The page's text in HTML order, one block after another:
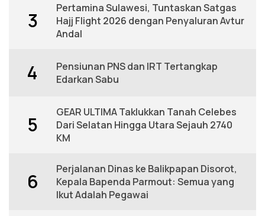
3
Pertamina Sulawesi, Tuntaskan Satgas
Hajj Flight 2026 dengan Penyaluran Avtur
Andal
4
Pensiunan PNS dan IRT Tertangkap
Edarkan Sabu
5
GEAR ULTIMA Taklukkan Tanah Celebes
Dari Selatan Hingga Utara Sejauh 2740
KM
6
Perjalanan Dinas ke Balikpapan Disorot,
Kepala Bapenda Parmout: Semua yang
Ikut Adalah Pegawai